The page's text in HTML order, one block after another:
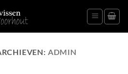
ADMIN